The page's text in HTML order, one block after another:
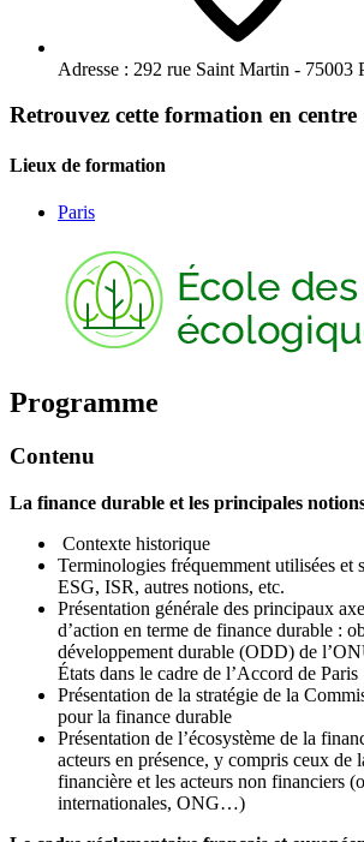
Adresse : 292 rue Saint Martin - 75003
Retrouvez cette formation en centre
Lieux de formation
Paris
Programme
Contenu
La finance durable et les principales
Contexte historique
Terminologies fréquemment utilisées et
ESG, ISR, autres notions, etc.
Présentation générale des principaux
d’action en terme de finance durable :
développement durable (ODD) de
États dans le cadre de l’Accord de Paris
Présentation de la stratégie de la
pour la finance durable
Présentation de l’écosystème de la
acteurs en présence, y compris ceux de
financière et les acteurs non financiers
internationales, ONG…)